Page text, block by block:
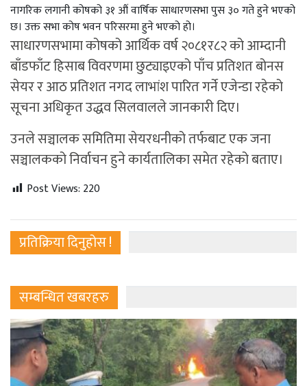
नागरिक लगानी कोषको ३१ औं वार्षिक साधारणसभा पुस ३० गते हुने भएको
छ। उक्त सभा कोष भवन परिसरमा हुने भएको हो।
साधारणसभामा कोषको आर्थिक वर्ष २०८१र८२ को आम्दानी
बाँडफाँट हिसाब विवरणमा छुट्याइएको पाँच प्रतिशत बोनस
सेयर र आठ प्रतिशत नगद लाभांश पारित गर्ने एजेन्डा रहेको
सूचना अधिकृत उद्धव सिलवालले जानकारी दिए।
उनले सञ्चालक समितिमा सेयरधनीको तर्फबाट एक जना
सञ्चालकको निर्वाचन हुने कार्यतालिका समेत रहेको बताए।
Post Views: 220
प्रतिक्रिया दिनुहोस !
सम्बन्धित खबरहरु